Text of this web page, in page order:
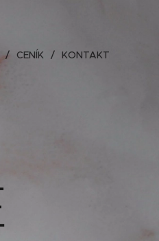
CENÍK KONTAKT